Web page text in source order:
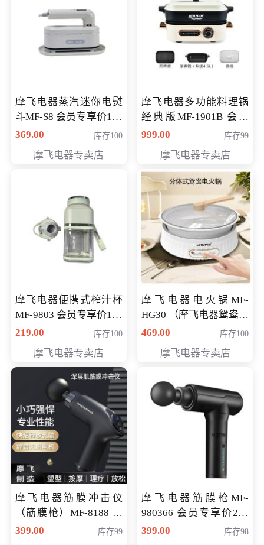
摩飞电器蒸汽迷你电熨
斗MF-S8 会员专享价168
元
369.00 库存100
摩飞电器专卖店
摩飞电器多功能料理锅
经典版MF-1901B 会员
专享价399元
999.00 库存99
摩飞电器专卖店
摩飞电器便携式榨汁杯
MF-9803 会员专享价138
元
219.00 库存100
摩飞电器专卖店
摩飞电器电火锅MF-
HG30 （摩飞电器鸳鸯锅
MF-HG30 ） 会员专享价
469.00 库存100
摩飞电器专卖店
摩飞电器筋膜冲击仪
（筋膜枪）MF-8188 会
员专享价268元
399.00 库存99
摩飞电器筋膜枪MF-
980366 会员专享价299
元
399.00 库存98